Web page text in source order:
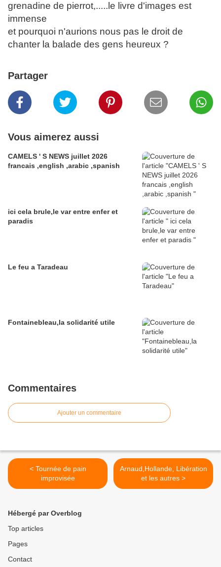
grenadine de pierrot,.....le livre d'images est
immense
et pourquoi n'aurions nous pas le droit de
chanter la balade des gens heureux ?
Partager
Vous aimerez aussi
CAMELS ' S NEWS juillet 2026
francais ,english ,arabic ,spanish
ici cela brule,le var entre enfer et
paradis
Le feu a Taradeau
Fontainebleau,la solidarité utile
Commentaires
Ajouter un commentaire
< Tournée de pain
improvisée
Arnaud,Hollande, Libération
et les autres >
Hébergé par Overblog
Top articles
Pages
Contact